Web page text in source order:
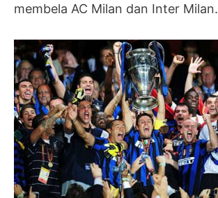
membela AC Milan dan Inter Milan.